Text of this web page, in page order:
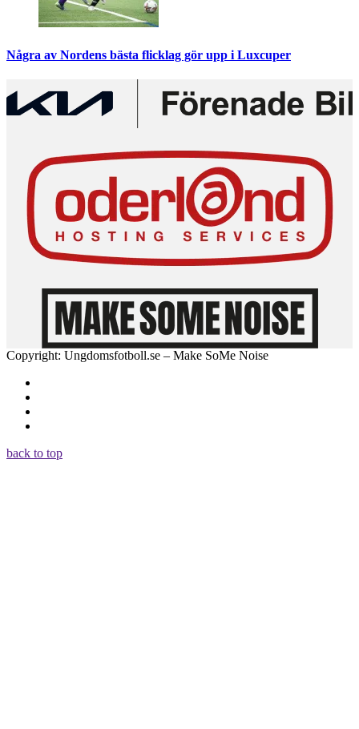
Några av Nordens bästa flicklag gör upp i Luxcuper
Copyright: Ungdomsfotboll.se – Make SoMe Noise
back to top